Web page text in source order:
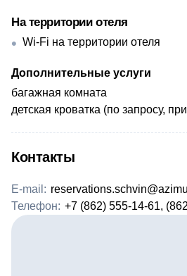
На территории отеля
Wi-Fi на территории отеля
Дополнительные услуги
​багажная комната
детская кроватка (по запросу,
Контакты
E-mail:
Телефон: +7 (862) 555-14-61,